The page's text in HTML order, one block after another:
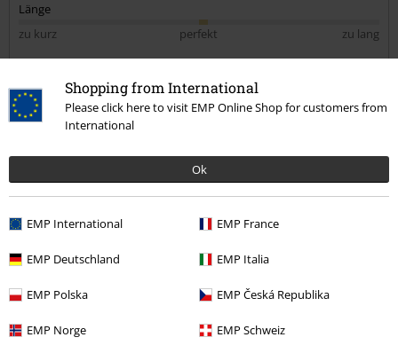
Shopping from International
Please click here to visit EMP Online Shop for customers from
International
Ok
EMP International EMP France
EMP Deutschland EMP Italia
EMP Polska EMP Česká Republika
EMP Norge EMP Schweiz
Länge
zu kurz
perfekt zu lang
War diese Bewertung hilfreich für dich?
Kommentieren
Zuletzt angesehene Artikel